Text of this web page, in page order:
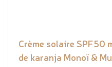
Crème solaire SPF50
de karanja Monoï &